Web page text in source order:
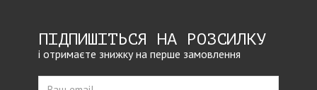
ПІДПИШІТЬСЯ НА РОЗСИЛКУ
і отримаєте знижку на перше замовлення